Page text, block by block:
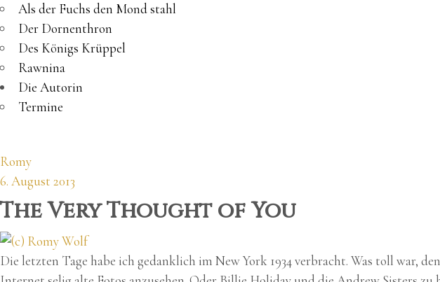
Als der Fuchs den Mond stahl
Der Dornenthron
Des Königs Krüppel
Rawnina
Die Autorin
Termine
Romy
6. August 2013
The Very Thought of You
Die letzten Tage habe ich gedanklich im New York 1934 verbracht. Was toll war,